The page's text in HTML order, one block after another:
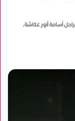
أسامة أنور عكاشة،